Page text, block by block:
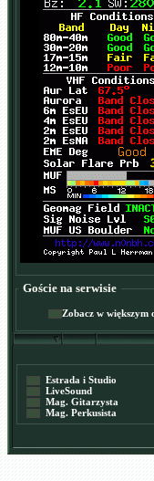
Goście na serwisie
Zobacz w większym
Estrada i Studio
LiveSound
Mag. Gitarzysta
Mag. Perkusista